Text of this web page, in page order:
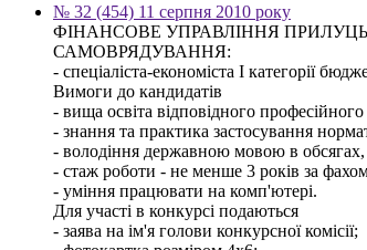
№ 32 (454) 11 серпня 2010 року
ФІНАНСОВЕ УПРАВЛІННЯ
САМОВРЯДУВАННЯ:
- спеціаліста-економіста І категорії
Вимоги до кандидатів
- вища освіта відповідного
- знання та практика застосування
- володіння державною мовою в обсягах,
- стаж роботи - не менше 3 років за
- уміння працювати на комп'ютері.
Для участі в конкурсі подаються
- заява на ім'я голови конкурсної комісії;